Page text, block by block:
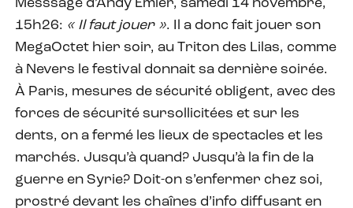
Messsage d’Andy Emler, samedi 14 novembre,
15h26: « Il faut jouer ». Il a donc fait jouer son
MegaOctet hier soir, au Triton des Lilas, comme
à Nevers le festival donnait sa dernière soirée.
À Paris, mesures de sécurité obligent, avec des
forces de sécurité sursollicitées et sur les
dents, on a fermé les lieux de spectacles et les
marchés. Jusqu’à quand? Jusqu’à la fin de la
guerre en Syrie? Doit-on s’enfermer chez soi,
prostré devant les chaînes d’info diffusant en